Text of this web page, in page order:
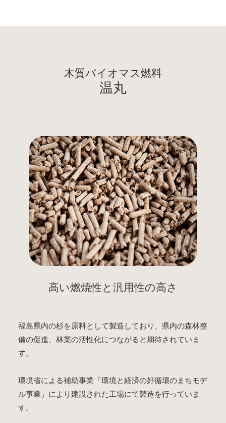
木質バイオマス燃料
温丸
高い燃焼性と汎用性の高さ
福島県内の杉を原料として製造しており、県内の森林整
備の促進、林業の活性化につながると期待されていま
す。
環境省による補助事業「環境と経済の好循環のまちモデ
ル事業」により建設された工場にて製造を行っていま
す。